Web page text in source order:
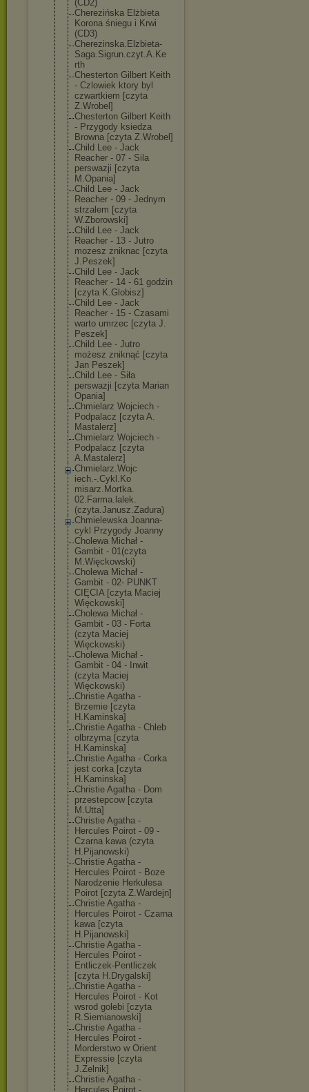
(CD2)
Cherezińska Elżbieta
Korona śniegu i Krwi
(CD3)
Cherezinska.El zbieta-
Saga.Sigrun.czyt.A.Ke
rth
Chesterton Gilbert Keith
- Czlowiek ktory byl
czwartkiem [czyta
Z.Wrobel]
Chesterton Gilbert Keith
- Przygody ksiedza
Browna [czyta Z.Wrobel]
Child Lee - Jack
Reacher - 07 - Sila
perswazji [czyta
M.Opania]
Child Lee - Jack
Reacher - 09 - Jednym
strzalem [czyta
W.Zborowski]
Child Lee - Jack
Reacher - 13 - Jutro
mozesz zniknac [czyta
J.Peszek]
Child Lee - Jack
Reacher - 14 - 61 godzin
[czyta K.Globisz]
Child Lee - Jack
Reacher - 15 - Czasami
warto umrzec [czyta J.
Peszek]
Child Lee - Jutro
możesz zniknąć [czyta
Jan Peszek]
Child Lee - Siła
perswazji [czyta Marian
Opania]
Chmielarz Wojciech -
Podpalacz [czyta A.
Mastalerz]
Chmielarz Wojciech -
Podpalacz [czyta
A.Mastalerz]
Chmielarz.Wojc
iech.-.Cykl.Ko
misarz.Mortka.
02.Farma.lalek.
(czyta.Janusz.Zadura)
Chmielewska Joanna-
cykl Przygody Joanny
Cholewa Michał -
Gambit - 01(czyta
M.Więckowski)
Cholewa Michał -
Gambit - 02- PUNKT
CIĘCIA [czyta Maciej
Więckowski]
Cholewa Michał -
Gambit - 03 - Forta
(czyta Maciej
Więckowski)
Cholewa Michał -
Gambit - 04 - Inwit
(czyta Maciej
Więckowski)
Christie Agatha -
Brzemie [czyta
H.Kaminska]
Christie Agatha - Chleb
olbrzyma [czyta
H.Kaminska]
Christie Agatha - Corka
jest corka [czyta
H.Kaminska]
Christie Agatha - Dom
przestepcow [czyta
M.Utta]
Christie Agatha -
Hercules Poirot - 09 -
Czarna kawa (czyta
H.Pijanowski)
Christie Agatha -
Hercules Poirot - Boze
Narodzenie Herkulesa
Poirot [czyta Z.Wardejn]
Christie Agatha -
Hercules Poirot - Czarna
kawa [czyta
H.Pijanowski]
Christie Agatha -
Hercules Poirot -
Entliczek-Pent liczek
[czyta H.Drygalski]
Christie Agatha -
Hercules Poirot - Kot
wsrod golebi [czyta
R.Siemianowski]
Christie Agatha -
Hercules Poirot -
Morderstwo w Orient
Expressie [czyta
J.Zelnik]
Christie Agatha -
Hercules Poirot -